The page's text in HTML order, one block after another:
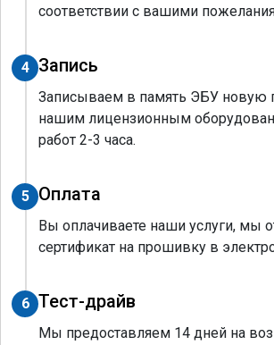
соответствии с вашими
4 Запись
Записываем в память ЭБУ новую
нашим лицензионным
работ 2-3 часа.
5 Оплата
Вы оплачиваете наши услуги, мы
сертификат на прошивку в
6 Тест-драйв
Мы предоставляем 14 дней на